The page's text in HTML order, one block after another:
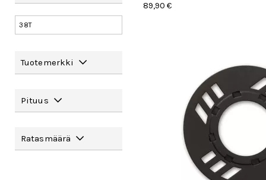
38T
Tuotemerkki
Pituus
Ratasmäärä
89,90 €